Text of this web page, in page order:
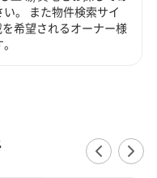
。 また物件検索サイ
希望されるオーナー様